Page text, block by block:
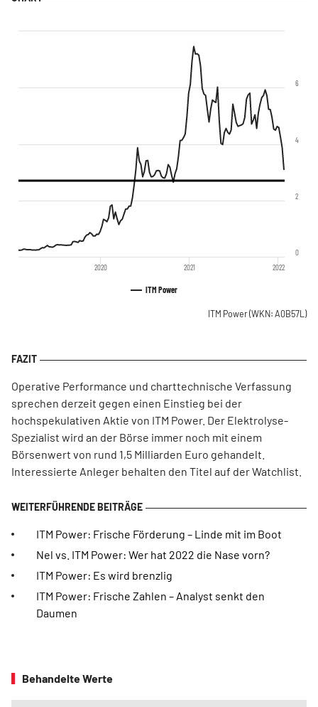
ITM Power
2020 2021 2022
0
2
4
6
ITM Power(WKN: A0B57L)
Operative Performance und charttechnische Verfassung
sprechen derzeit gegen einen Einstieg bei der
hochspekulativen Aktie von ITM Power. Der Elektrolyse-
Spezialist wird an der Börse immer noch mit einem
Börsenwert von rund 1,5 Milliarden Euro gehandelt.
Interessierte Anleger behalten den Titel auf der Watchlist.
ITM Power: Frische Förderung – Linde mit im Boot
Nel vs. ITM Power: Wer hat 2022 die Nase vorn?
ITM Power: Es wird brenzlig
ITM Power: Frische Zahlen – Analyst senkt den
Daumen
Behandelte Werte